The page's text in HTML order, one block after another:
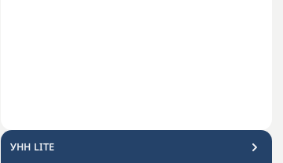
УНН LITE